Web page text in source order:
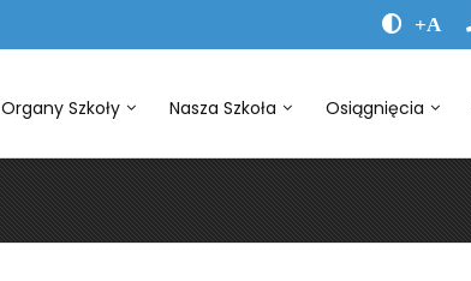
+A
Organy Szkoły Nasza Szkoła Osiągnięcia